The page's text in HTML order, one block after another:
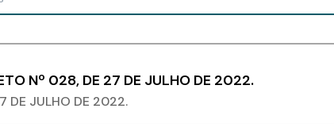
Nº 028, DE 27 DE JULHO DE 2022.
DE JULHO DE 2022.